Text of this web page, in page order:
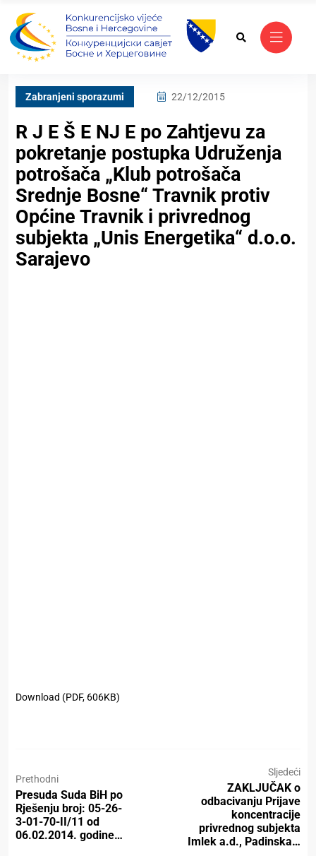
Zabranjeni sporazumi 22/12/2015
R J E Š E NJ E po Zahtjevu za
pokretanje postupka Udruženja
potrošača „Klub potrošača
Srednje Bosne“ Travnik protiv
Općine Travnik i privrednog
subjekta „Unis Energetika“ d.o.o.
Sarajevo
Download (PDF, 606KB)
Prethodni
Presuda Suda BiH po
Rješenju broj: 05-26-
3-01-70-II/11 od
06.02.2014. godine…
Sljedeći
ZAKLJUČAK o
odbacivanju Prijave
koncentracije
privrednog subjekta
Imlek a.d., Padinska…